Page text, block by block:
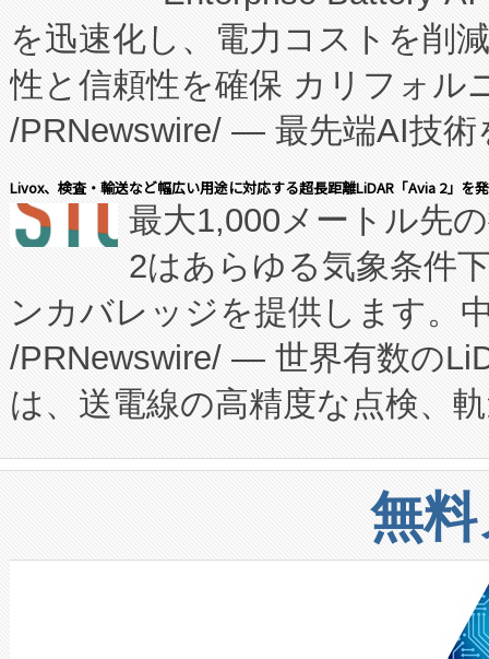
従来のフェッドバッチ施設の
に、患者やサプライチェーン
キー方式で拡張性が高く、持
す。FCCM‑を活用した現地生
患者にとっての費用負担を大
のアクセスを大幅に拡大する
Fully-Connected Continuous
プログラムには、施設設計・
に関する技術移転および知的
構造化トレーニングカリキュ
上げおよび商用化段階におけ
設備整備および立ち上げ調整
加組織は、Enzeneのバイオ
選定された製品について、自
を迅速化し、電力コストを削
性と信頼性を確保 カリフォル
/PRNewswire/ — 最先端AI技術
会社エーアイ・アンド：本社
President原信平）と、エンタ
ードするVoltaiqは、日本にあ
ーエネルギー貯蔵システム（
た。 Voltaiq独自のAI搭載プラ
定、統合、導入、運用に至る
安全性を追跡し、確保する事
増加しているデータセンター
る電力網に大きな負担をかけ
事業者の負担軽減という課題
系統連系を迅速にし、ピーク
Livox、検査・輸送など幅広い用途に対応する超長距離LiDAR「Avia 2」を
最大1,000メートル先
2はあらゆる気象条件
ンカバレッジを提供します。
/PRNewswire/ — 世界有数の
は、送電線の高精度な点検、
や穀物倉庫におけるバルク材
リューション「Avia 2」を発
したAvia 2は、1,000メート
狭視野のFOVを切り替えるこ
ケーブル、枝などの細かな対
無